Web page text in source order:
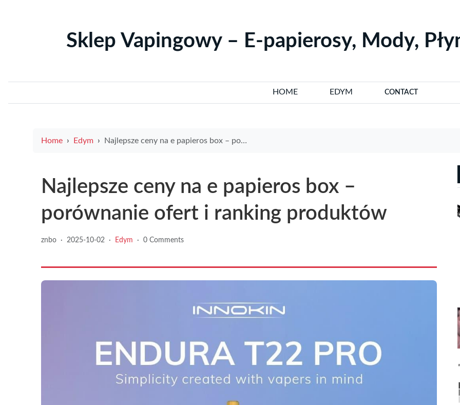
Sklep Vapingowy – E-papierosy, Mody,
HOME EDYM CONTACT
Home Edym Najlepsze ceny na e papieros box – porównanie ofert i ranking produktów
Najlepsze ceny na e papieros box –
porównanie ofert i ranking produktów
znbo · 2025-10-02 · Edym · 0 Comments